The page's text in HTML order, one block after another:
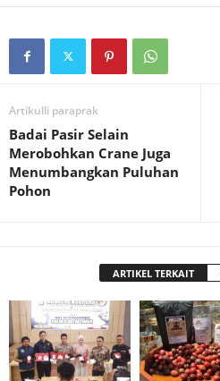
Artikulli paraprak
Badai Pasir Selain
Merobohkan Crane Juga
Menumbangkan Puluhan
Pohon
ARTIKEL TERKAIT